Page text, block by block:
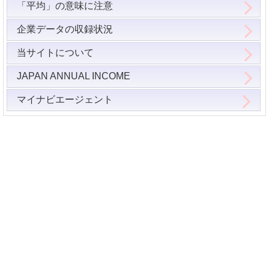
「平均」の意味に注意
企業データの収録状況
当サイトについて
JAPAN ANNUAL INCOME
マイナビエージェント